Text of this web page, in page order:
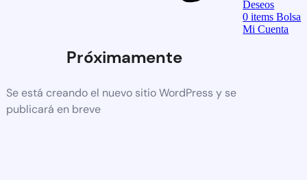
Próximamente
Se está creando el nuevo sitio WordPress y se
publicará en breve
Deseos
0items Bolsa
Mi Cuenta